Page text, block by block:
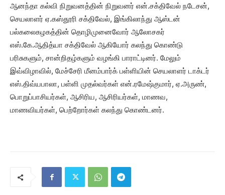
ஆனந்தா கல்வி நிறுவனத்தின் நிறுவனர் என்.சக்திவேல் நடேசன்,
செயலாளர் ஏ.கஸ்தூரி சக்திவேல், இங்கிலாந்து ஆஸ்டன்
பல்கலைகழகத்தின் தொழிமுனைவோர் ஆலோசகர்
எஸ்.கே.ஆதித்யா சக்திவேல் ஆகியோர் கலந்து கொண்டு
பரிசுகளும், சான்றிதழ்களும் வழங்கி பாராட்டினர். மேலும்
இவ்விழாவில், மேச்சேரி மீனம்பார்க் பள்ளியின் செயலாளர் டாக்டர்
எஸ்.திவ்யபாலா, பள்ளி முதல்வர்கள் என்.ரமேஷ்குமார், ஏ.அருண்,
பொறுப்பாசியர்கள், ஆசிரிய, ஆசிரியர்கள், மாணவ,
மாணவியர்கள், பெற்றோர்கள் கலந்து கொண்டனர்.